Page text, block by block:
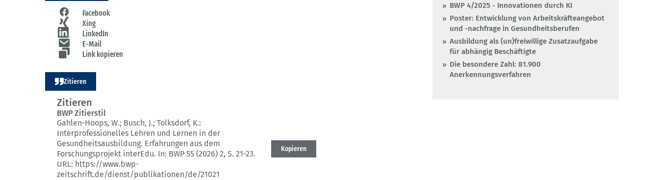
Facebook
Xing
LinkedIn
E-Mail
Link kopieren
Zitieren
Zitieren
BWP Zitierstil
Gahlen-Hoops, W.; Busch, J.; Tolksdorf, K.:
Interprofessionelles Lehren und Lernen in der
Gesundheitsausbildung. Erfahrungen aus dem
Forschungsprojekt interEdu. In: BWP 55 (2026) 2, S. 21-23.
URL: https://www.bwp-
zeitschrift.de/dienst/publikationen/de/21021
Kopieren
BWP 4/2025 - Innovationen durch KI
Poster: Entwicklung von Arbeitskräfteangebot
und -nachfrage in Gesundheitsberufen
Ausbildung als (un)freiwillige Zusatzaufgabe
für abhängig Beschäftigte
Die besondere Zahl: 81.900
Anerkennungsverfahren